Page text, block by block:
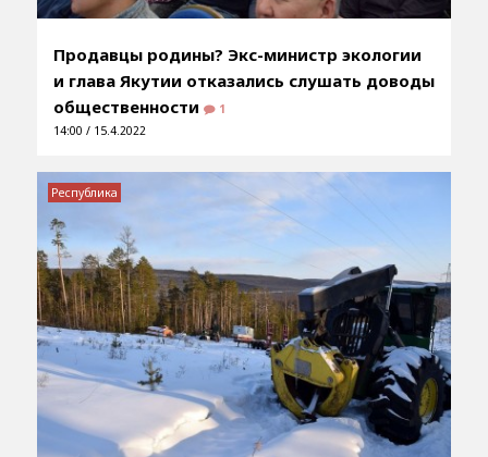
Продавцы родины? Экс-министр экологии
и глава Якутии отказались слушать доводы
общественности
1
14:00 / 15.4.2022
Республика